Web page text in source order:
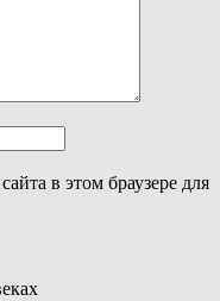
в этом браузере для